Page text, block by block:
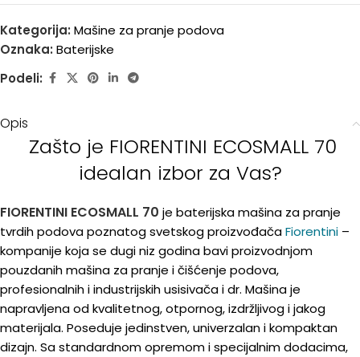
Kategorija: Mašine za pranje podova
Oznaka: Baterijske
Podeli:
Opis
Zašto je FIORENTINI ECOSMALL 70
idealan izbor za Vas?
FIORENTINI ECOSMALL 70 je baterijska mašina za pranje
tvrdih podova poznatog svetskog proizvođačaFiorentini –
kompanije koja se dugi niz godina bavi proizvodnjom
pouzdanih mašina za pranje i čišćenje podova,
profesionalnih i industrijskih usisivača i dr. Mašina je
napravljena od kvalitetnog, otpornog, izdržljivog i jakog
materijala. Poseduje jedinstven, univerzalan i kompaktan
dizajn. Sa standardnom opremom i specijalnim dodacima,